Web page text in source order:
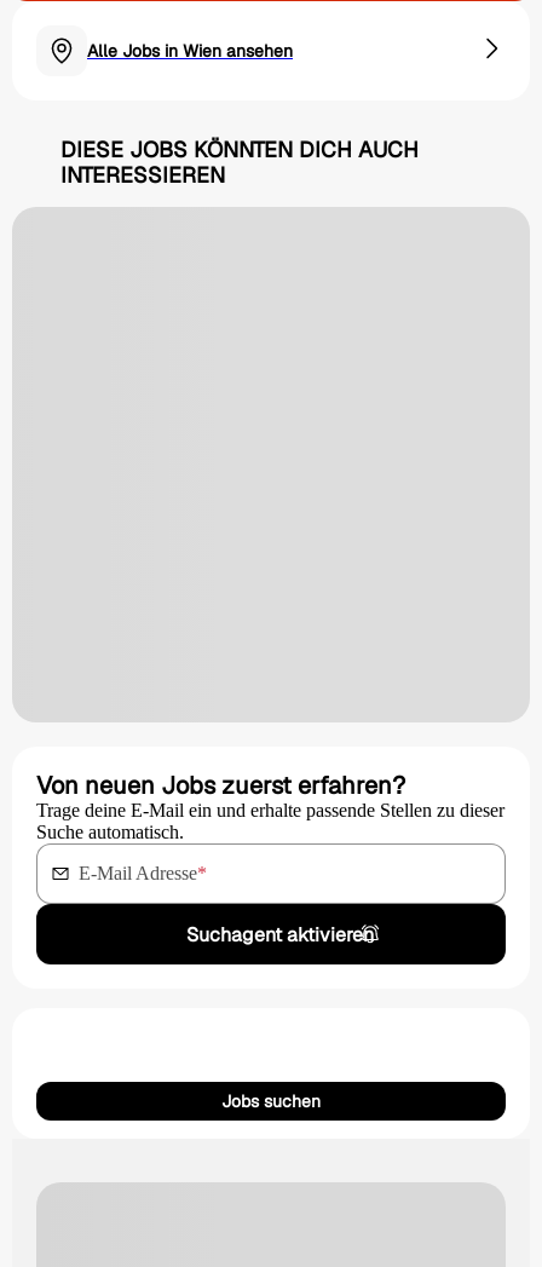
Alle Jobs in Wien ansehen
DIESE JOBS KÖNNTEN DICH AUCH
INTERESSIEREN
Von neuen Jobs zuerst erfahren?
Trage deine E-Mail ein und erhalte passende Stellen zu dieser
Suche automatisch.
E-Mail Adresse*
Suchagent aktivieren
Jobs suchen